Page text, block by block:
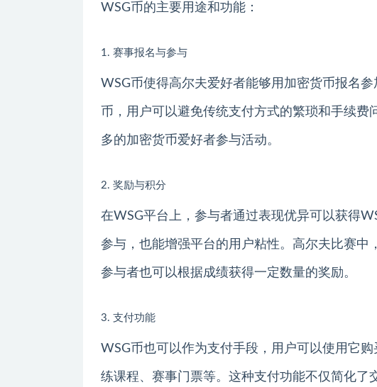
WSG币的主要用途和功能：
1. 赛事报名与参与
WSG币使得高尔夫爱好者能够用加密货币报名
币，用户可以避免传统支付方式的繁琐和手续费
多的加密货币爱好者参与活动。
2. 奖励与积分
在WSG平台上，参与者通过表现优异可以获得
参与，也能增强平台的用户粘性。高尔夫比赛中
参与者也可以根据成绩获得一定数量的奖励。
3. 支付功能
WSG币也可以作为支付手段，用户可以使用它
练课程、赛事门票等。这种支付功能不仅简化